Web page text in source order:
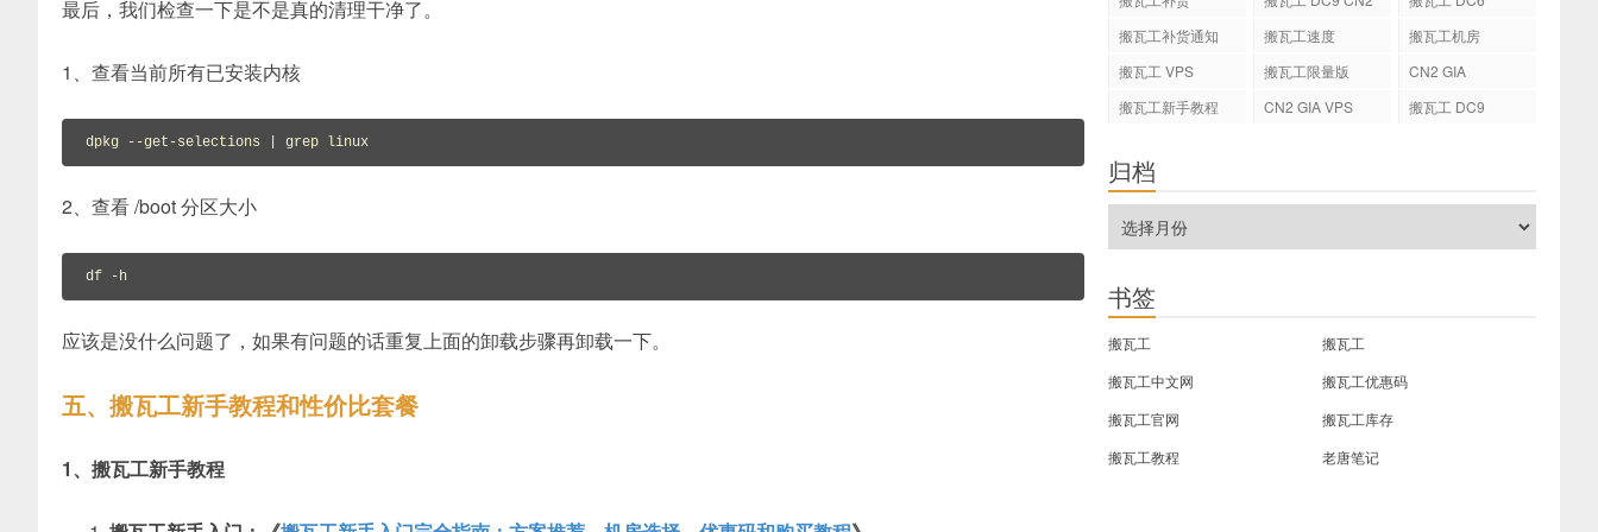
最后，我们检查一下是不是真的清理干净了。
1、查看当前所有已安装内核
dpkg --get-selections | grep linux
2、查看 /boot 分区大小
df -h
应该是没什么问题了，如果有问题的话重复上面的卸载步骤再卸载一下。
五、搬瓦工新手教程和性价比套餐
1、搬瓦工新手教程
搬瓦工补货通知
搬瓦工速度
搬瓦工机房
搬瓦工 VPS
搬瓦工限量版
CN2 GIA
搬瓦工新手教程
CN2 GIA VPS 搬瓦工 DC9
归档
书签
搬瓦工
搬瓦工
搬瓦工中文网
搬瓦工优惠码
搬瓦工官网
搬瓦工库存
搬瓦工教程
老唐笔记